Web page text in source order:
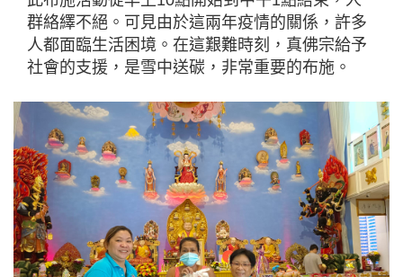
群絡繹不絕。可見由於這兩年疫情的關係，許多
人都面臨生活困境。在這艱難時刻，真佛宗給予
社會的支援，是雪中送碳，非常重要的布施。